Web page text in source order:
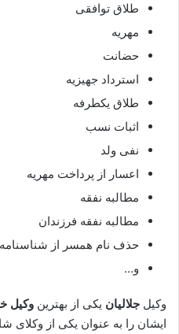
طلاق توافقی
مهریه
حضانت
استرداد جهیزیه
طلاق یکطرفه
اثبات نسب
نفی ولد
اعسار از پرداخت مهریه
مطالبه نفقه
مطالبه نفقه فرزندان
حذف نام همسر از شناسنامه
و…
وکیل جلالیان یکی از بهترین وکیل
ایشان را به عنوان یکی از وکلای